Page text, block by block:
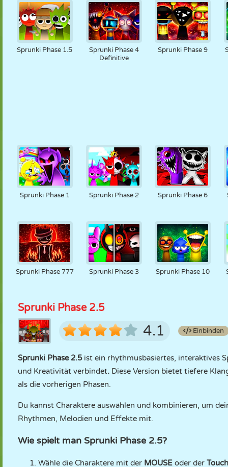
Sprunki Phase 1.5
Sprunki Phase 4
Definitive
Sprunki Phase 9
Sprunki Phase 1 Sprunki Phase 2 Sprunki Phase 6
Sprunki Phase 777 Sprunki Phase 3 Sprunki Phase 10
Sprunki Phase 2.5
4.1 Einbinden
Sprunki Phase 2.5ist ein rhythmusbasiertes, interaktives
und Kreativität verbindet. Diese Version bietet tiefere
als die vorherigen Phasen.
Du kannst Charaktere auswählen und kombinieren, um
Rhythmen, Melodien und Effekte mit.
Wie spielt man Sprunki Phase 2.5?
Wähle die Charaktere mit der MOUSE oder der